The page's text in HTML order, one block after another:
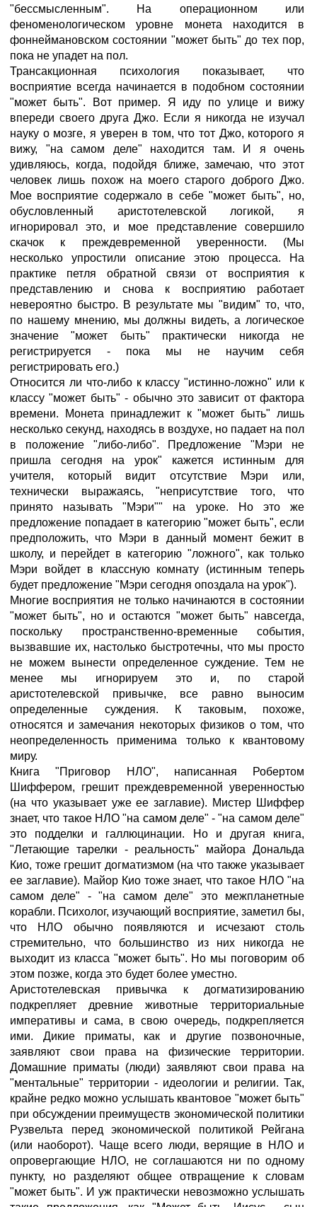
"бессмысленным". На операционном или
феноменологическом уровне монета находится в
фоннеймановском состоянии "может быть" до тех пор,
пока не упадет на пол.
Трансакционная психология показывает, что
восприятие всегда начинается в подобном состоянии
"может быть". Вот пример. Я иду по улице и вижу
впереди своего друга Джо. Если я никогда не изучал
науку о мозге, я уверен в том, что тот Джо, которого я
вижу, "на самом деле" находится там. И я очень
удивляюсь, когда, подойдя ближе, замечаю, что этот
человек лишь похож на моего старого доброго Джо.
Мое восприятие содержало в себе "может быть", но,
обусловленный аристотелевской логикой, я
игнорировал это, и мое представление совершило
скачок к преждевременной уверенности. (Мы
несколько упростили описание этою процесса. На
практике петля обратной связи от восприятия к
представлению и снова к восприятию работает
невероятно быстро. В результате мы "видим" то, что,
по нашему мнению, мы должны видеть, а логическое
значение "может быть" практически никогда не
регистрируется - пока мы не научим себя
регистрировать его.)
Относится ли что-либо к классу "истинно-ложно" или к
классу "может быть" - обычно это зависит от фактора
времени. Монета принадлежит к "может быть" лишь
несколько секунд, находясь в воздухе, но падает на пол
в положение "либо-либо". Предложение "Мэри не
пришла сегодня на урок" кажется истинным для
учителя, который видит отсутствие Мэри или,
технически выражаясь, "неприсутствие того, что
принято называть "Мэри"" на уроке. Но это же
предложение попадает в категорию "может быть", если
предположить, что Мэри в данный момент бежит в
школу, и перейдет в категорию "ложного", как только
Мэри войдет в классную комнату (истинным теперь
будет предложение "Мэри сегодня опоздала на урок").
Многие восприятия не только начинаются в состоянии
"может быть", но и остаются "может быть" навсегда,
поскольку пространственно-временные события,
вызвавшие их, настолько быстротечны, что мы просто
не можем вынести определенное суждение. Тем не
менее мы игнорируем это и, по старой
аристотелевской привычке, все равно выносим
определенные суждения. К таковым, похоже,
относятся и замечания некоторых физиков о том, что
неопределенность применима только к квантовому
миру.
Книга "Приговор НЛО", написанная Робертом
Шиффером, грешит преждевременной уверенностью
(на что указывает уже ее заглавие). Мистер Шиффер
знает, что такое НЛО "на самом деле" - "на самом деле"
это подделки и галлюцинации. Но и другая книга,
"Летающие тарелки - реальность" майора Дональда
Кио, тоже грешит догматизмом (на что также указывает
ее заглавие). Майор Кио тоже знает, что такое НЛО "на
самом деле" - "на самом деле" это межпланетные
корабли. Психолог, изучающий восприятие, заметил бы,
что НЛО обычно появляются и исчезают столь
стремительно, что большинство из них никогда не
выходит из класса "может быть". Но мы поговорим об
этом позже, когда это будет более уместно.
Аристотелевская привычка к догматизированию
подкрепляет древние животные территориальные
императивы и сама, в свою очередь, подкрепляется
ими. Дикие приматы, как и другие позвоночные,
заявляют свои права на физические территории.
Домашние приматы (люди) заявляют свои права на
"ментальные" территории - идеологии и религии. Так,
крайне редко можно услышать квантовое "может быть"
при обсуждении преимуществ экономической политики
Рузвельта перед экономической политикой Рейгана
(или наоборот). Чаще всего люди, верящие в НЛО и
опровергающие НЛО, не соглашаются ни по одному
пункту, но разделяют общее отвращение к словам
"может быть". И уж практически невозможно услышать